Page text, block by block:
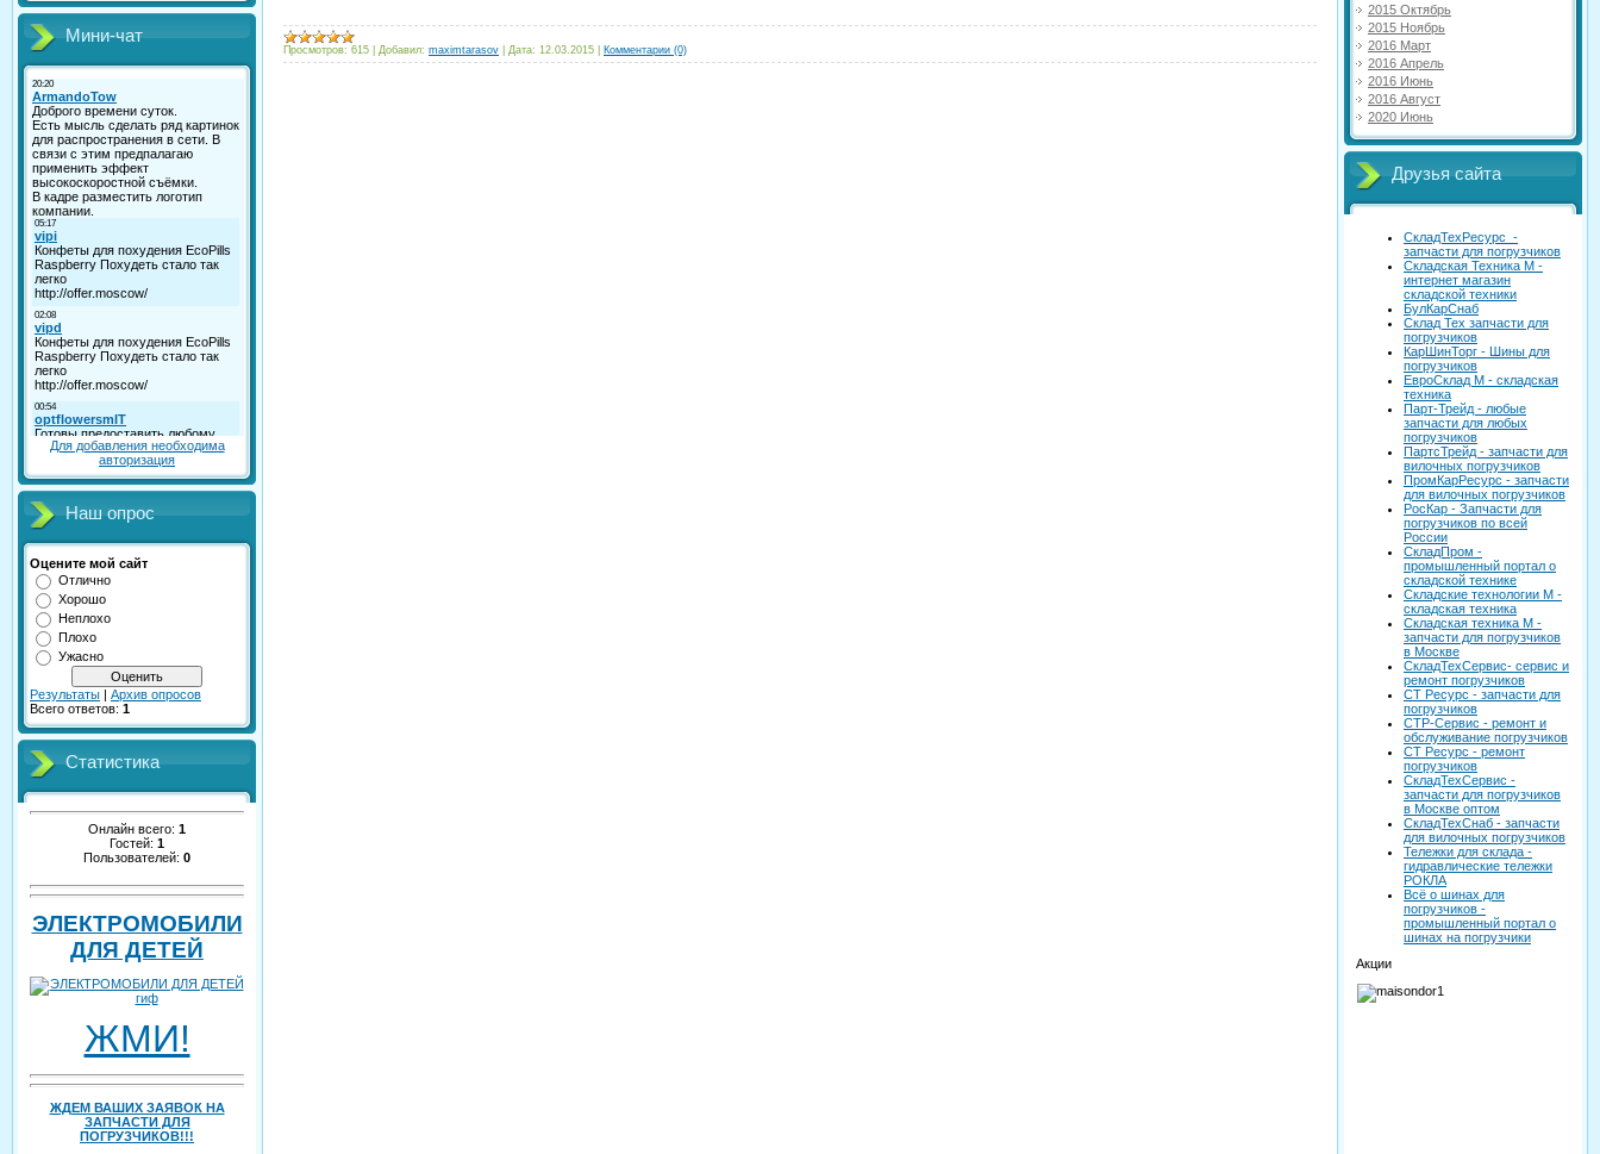
Мини-чат
Для добавления необходима
авторизация
Наш опрос
Оцените мой сайт
Отлично
Хорошо
Неплохо
Плохо
Ужасно
Результаты | Архив опросов
Всего ответов: 1
Статистика
Онлайн всего: 1
Гостей: 1
Пользователей: 0
ЭЛЕКТРОМОБИЛИ
ДЛЯ ДЕТЕЙ
ЖМИ!
ЖДЕМ ВАШИХ ЗАЯВОК НА
ЗАПЧАСТИ ДЛЯ
ПОГРУЗЧИКОВ!!!
Просмотров: 615 Добавил: maximtarasov Дата: 12.03.2015 Комментарии (0)
2015 Октябрь
2015 Ноябрь
2016 Март
2016 Апрель
2016 Июнь
2016 Август
2020 Июнь
Друзья сайта
СкладТехРесурс -
запчасти для погрузчиков
Складская Техника М -
интернет магазин
складской техники
БулКарСнаб
Склад Тех запчасти для
погрузчиков
КарШинТорг - Шины для
погрузчиков
ЕвроСклад М - складская
техника
Парт-Трейд - любые
запчасти для любых
погрузчиков
ПартсТрейд - запчасти для
вилочных погрузчиков
ПромКарРесурс - запчасти
для вилочных погрузчиков
РосКар - Запчасти для
погрузчиков по всей
России
СкладПром -
промышленный портал о
складской технике
Складские технологии М -
складская техника
Складская техника М -
запчасти для погрузчиков
в Москве
СкладТехСервис- сервис и
ремонт погрузчиков
СТ Ресурс - запчасти для
погрузчиков
СТР-Сервис - ремонт и
обслуживание погрузчиков
СТ Ресурс - ремонт
погрузчиков
СкладТехСервис -
запчасти для погрузчиков
в Москве оптом
СкладТехСнаб - запчасти
для вилочных погрузчиков
Тележки для склада -
гидравлические тележки
РОКЛА
Всё о шинах для
погрузчиков -
промышленный портал о
шинах на погрузчики
Акции